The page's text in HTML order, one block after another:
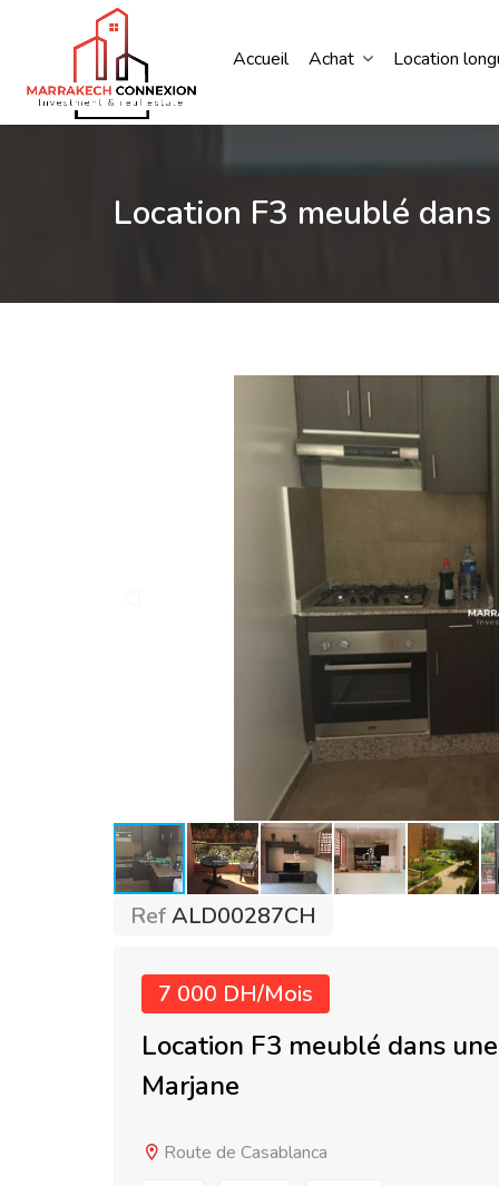
Accueil Achat Location
Location F3 meublé
RefALD00287CH
7 000 DH/Mois
Location F3 meublé dans
Marjane
Route de Casablanca